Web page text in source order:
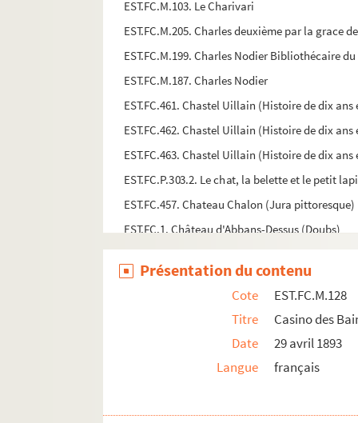
EST.FC.M.103. Le Charivari
EST.FC.M.205. Charles deuxième par la grace
EST.FC.M.199. Charles Nodier Bibliothécaire
EST.FC.M.187. Charles Nodier
EST.FC.461. Chastel Uillain (Histoire de dix
EST.FC.462. Chastel Uillain (Histoire de dix
EST.FC.463. Chastel Uillain (Histoire de dix
EST.FC.P.303.2. Le chat, la belette et le petit
EST.FC.457. Chateau Chalon (Jura pittoresque)
EST.FC.1. Château d'Abbans-Dessus (Doubs)
EST.FC.398. Le Château d'Andelot : Franche-
EST.FC.399. Le Château d'Andelot : Franche-
EST.FC.421. Chateau d'Arlay
EST.FC.423. Chateau d'Arlay
EST.FC.229. Château de Beaujeu : Haute-Saône
EST.FC.466. Château de Chevigny
Présentation du contenu
Cote
EST.FC.M.128
Titre
Casino des
Date
29 avril 1893
Langue
français